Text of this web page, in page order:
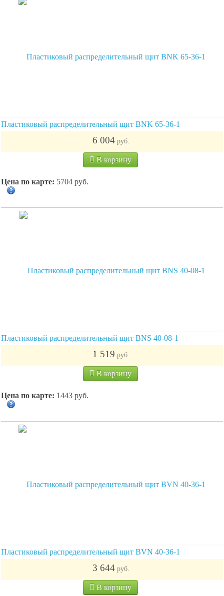
Пластиковый распределительный щит BNK 65-36-1
6 004 руб.
В корзину
Цена по карте: 5704 руб.
Пластиковый распределительный щит BNS 40-08-1
1 519 руб.
В корзину
Цена по карте: 1443 руб.
Пластиковый распределительный щит BVN 40-36-1
3 644 руб.
В корзину